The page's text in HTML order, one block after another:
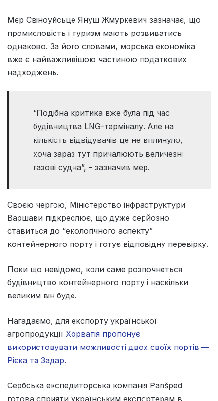
Мер Свіноуйсьце Януш Жмуркевич зазначає, що
промисловість і туризм мають розвиватись
однаково. За його словами, морська економіка
вже є найважливішою частиною податкових
надходжень.
“Подібна критика вже була під час
будівництва LNG-терміналу. Але на
кількість відвідувачів це не вплинуло,
хоча зараз тут причалюють величезні
газові судна”, – зазначив мер.
Своєю чергою, Міністерство інфраструктури
Варшави підкреслює, що дуже серйозно
ставиться до “екологічного аспекту”
контейнерного порту і готує відповідну перевірку.
Поки що невідомо, коли саме розпочнеться
будівництво контейнерного порту і наскільки
великим він буде.
Нагадаємо, для експорту української
агропродукції Хорватія пропонує
використовувати можливості двох своїх портів —
Рієка та Задар.
Сербська експедиторська компанія Panšped
готова сприяти українським експортерам в